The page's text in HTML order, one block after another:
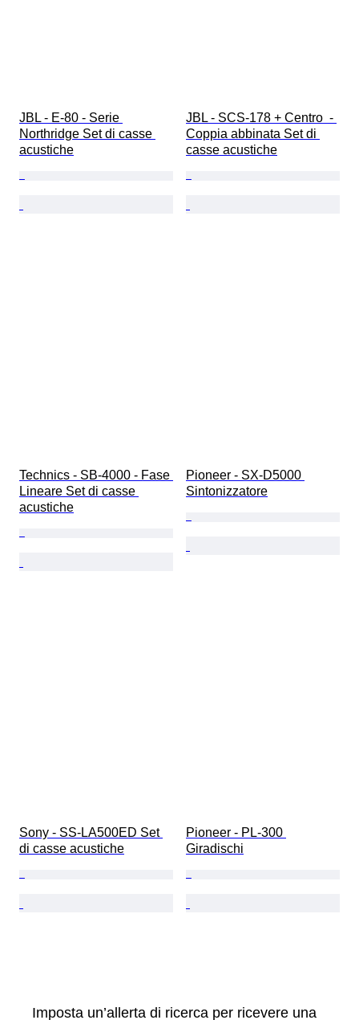
JBL - E-80 - Serie
Northridge Set di casse
acustiche
JBL - SCS-178 + Centro  -
Coppia abbinata Set di
casse acustiche
Technics - SB-4000 - Fase
Lineare Set di casse
acustiche
Pioneer - SX-D5000
Sintonizzatore
Sony - SS-LA500ED Set
di casse acustiche
Pioneer - PL-300
Giradischi
Imposta un’allerta di ricerca per ricevere una